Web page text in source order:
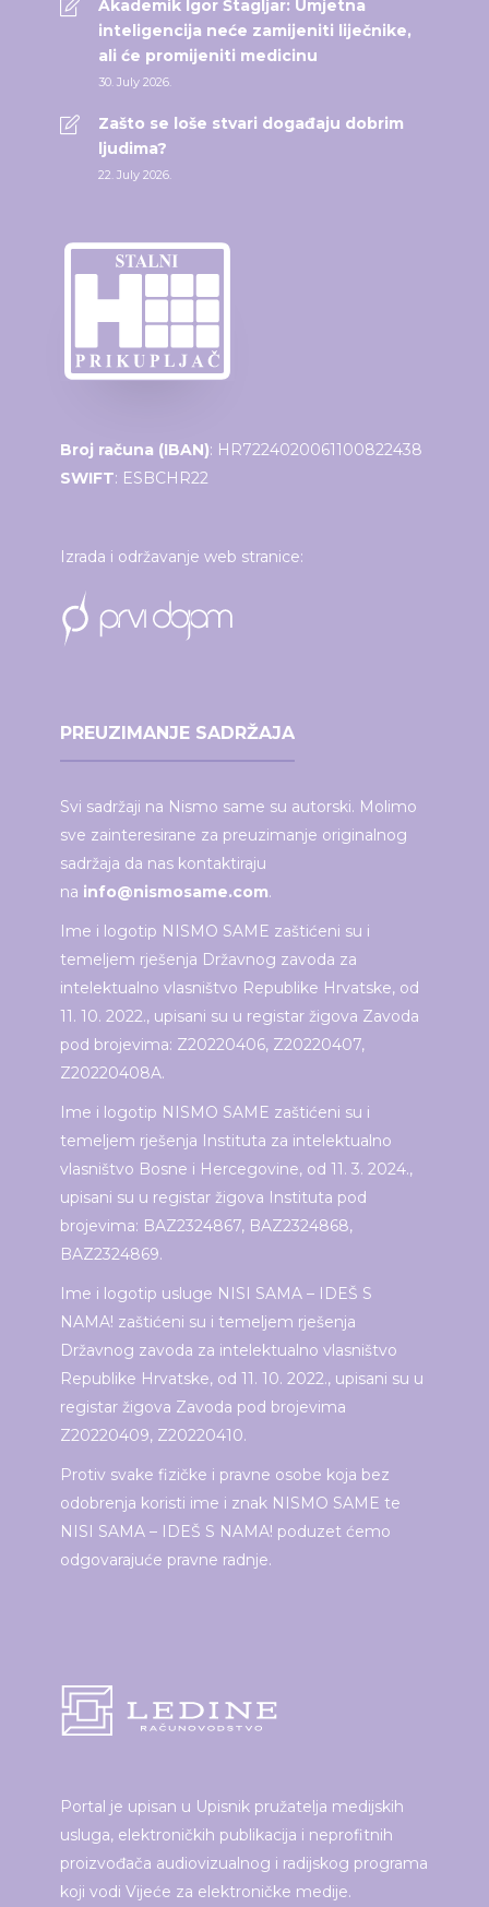
Akademik Igor Štagljar: Umjetna
inteligencija neće zamijeniti liječnike,
ali će promijeniti medicinu
30. July 2026.
Zašto se loše stvari događaju dobrim
ljudima?
22. July 2026.
Broj računa (IBAN): HR7224020061100822438
SWIFT: ESBCHR22
Izrada i održavanje web stranice:
PREUZIMANJE SADRŽAJA
Svi sadržaji na Nismo same su autorski. Molimo
sve zainteresirane za preuzimanje originalnog
sadržaja da nas kontaktiraju
na info@nismosame.com.
Ime i logotip NISMO SAME zaštićeni su i
temeljem rješenja Državnog zavoda za
intelektualno vlasništvo Republike Hrvatske, od
11. 10. 2022., upisani su u registar žigova Zavoda
pod brojevima: Z20220406, Z20220407,
Z20220408A.
Ime i logotip NISMO SAME zaštićeni su i
temeljem rješenja Instituta za intelektualno
vlasništvo Bosne i Hercegovine, od 11. 3. 2024.,
upisani su u registar žigova Instituta pod
brojevima: BAZ2324867, BAZ2324868,
BAZ2324869.
Ime i logotip usluge NISI SAMA – IDEŠ S
NAMA! zaštićeni su i temeljem rješenja
Državnog zavoda za intelektualno vlasništvo
Republike Hrvatske, od 11. 10. 2022., upisani su u
registar žigova Zavoda pod brojevima
Z20220409, Z20220410.
Protiv svake fizičke i pravne osobe koja bez
odobrenja koristi ime i znak NISMO SAME te
NISI SAMA – IDEŠ S NAMA! poduzet ćemo
odgovarajuće pravne radnje.
Portal je upisan u Upisnik pružatelja medijskih
usluga, elektroničkih publikacija i neprofitnih
proizvođača audiovizualnog i radijskog programa
koji vodi Vijeće za elektroničke medije.